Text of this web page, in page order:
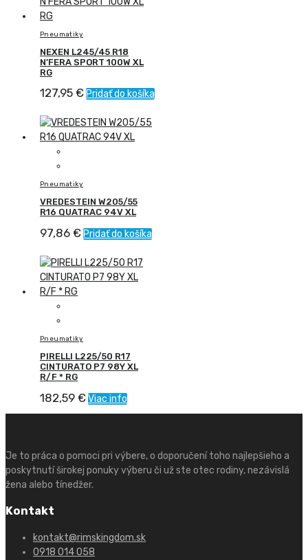
Pneumatiky
NEXEN L245/45 R18
N’FERA SPORT 100W XL
RG
127,95 €Pridať do košíka
Pneumatiky
VREDESTEIN W205/55
R16 QUATRAC 94V XL
97,86 € Pridať do košíka
Pneumatiky
PIRELLI L225/50 R17
CINTURATO P7 98Y XL
R/F * RG
182,59 €Viac info
Je to práca o pomoci pri výbere, o doporučení toho najlepšieho a
poskytnutí širokej ponuky výberu či už ste otec rodiny, nezávislá
žena alebo tínedžer.
Kontakt
kontakt@rimskingdom.sk
0918 014 058